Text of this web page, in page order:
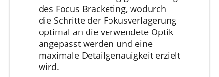
des Focus Bracketing, wodurch
die Schritte der Fokusverlagerung
optimal an die verwendete Optik
angepasst werden und eine
maximale Detailgenauigkeit erzielt
wird.